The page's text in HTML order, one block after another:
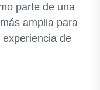
parte de una
amplia para
de